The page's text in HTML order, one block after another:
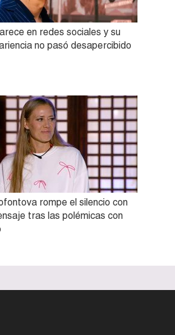
en redes sociales y su
no pasó desapercibido
rompe el silencio con
tras las polémicas con